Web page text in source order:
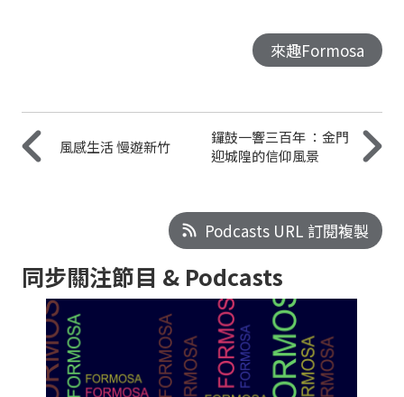
來趣Formosa
風感生活 慢遊新竹
鑼鼓一響三百年 ：金門
迎城隍的信仰風景
Podcasts URL 訂閱複製
同步關注節目 & Podcasts